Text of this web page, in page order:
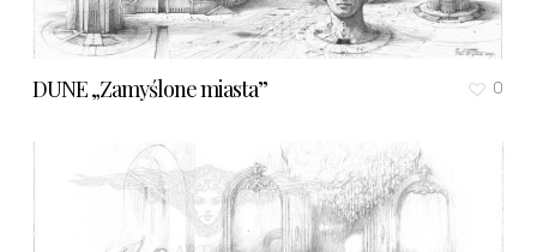
DUNE „Zamyślone miasta” 0